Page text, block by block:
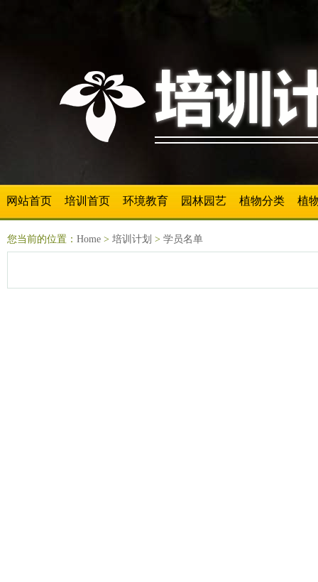
网站首页 培训首页 环境教育 园林园艺 植物分类 植
您当前的位置： Home > 培训计划 > 学员名单